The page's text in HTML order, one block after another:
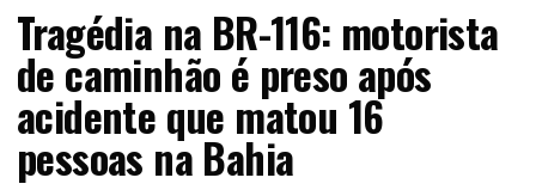
Tragédia na BR-116: motorista
de caminhão é preso após
acidente que matou 16
pessoas na Bahia